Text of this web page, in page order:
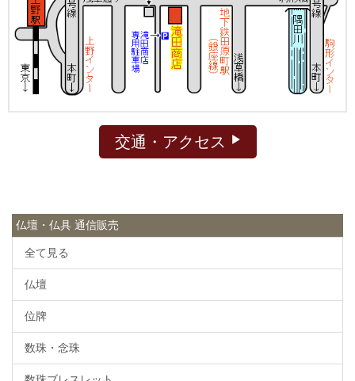
交通・アクセス
仏壇・仏具 通信販売
全て見る
仏壇
位牌
数珠・念珠